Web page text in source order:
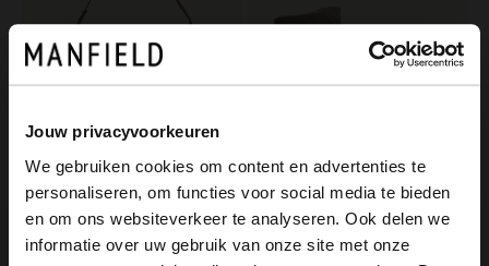
Jouw privacyvoorkeuren
We gebruiken cookies om content en advertenties te
personaliseren, om functies voor social media te bieden
en om ons websiteverkeer te analyseren. Ook delen we
informatie over uw gebruik van onze site met onze
Manfield Manfield ×
View this website in English?